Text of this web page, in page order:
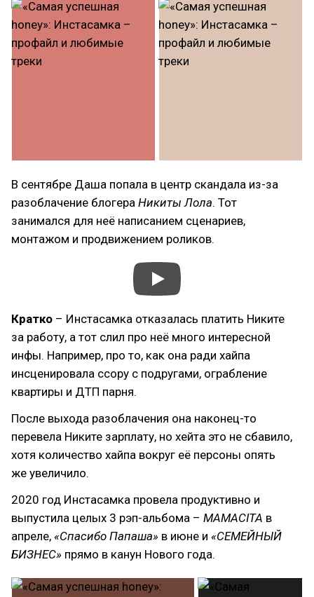
В сентябре Даша попала в центр скандала из-за
разоблачение блогера Никиты Лола. Тот
занимался для неё написанием сценариев,
монтажом и продвижением роликов.
Кратко – Инстасамка отказалась платить Никите
за работу, а тот слил про неё много интересной
инфы. Например, про то, как она ради хайпа
инсценировала ссору с подругами, ограбление
квартиры и ДТП парня.
После выхода разоблачения она наконец-то
перевела Никите зарплату, но хейта это не сбавило,
хотя количество хайпа вокруг её персоны опять
же увеличило.
2020 год Инстасамка провела продуктивно и
выпустила целых 3 рэп-альбома – MAMACITA в
апреле, «Спасибо Папаша» в июне и «СЕМЕЙНЫЙ
БИЗНЕС» прямо в канун Нового года.